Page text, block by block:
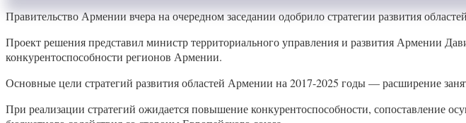
Правительство Армении вчера на очередном заседании одобрило стратегии развития
Проект решения представил министр территориального управления и развития Армении
конкурентоспособности регионов Армении.
Основные цели стратегий развития областей Армении на 2017-2025 годы — расширение
При реализации стратегий ожидается повышение конкурентоспособности, сопоставление